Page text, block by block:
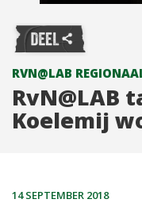
RVN@LAB
RvN@LAB
Koelemij
14 SEPTEMBER 2018